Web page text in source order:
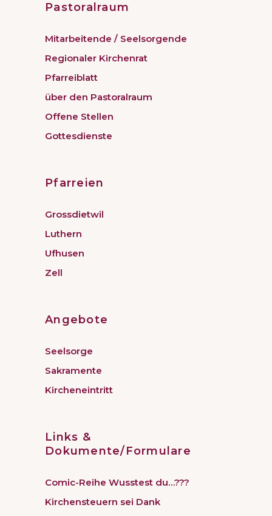
Pastoralraum
Mitarbeitende / Seelsorgende
Regionaler Kirchenrat
Pfarreiblatt
über den Pastoralraum
Offene Stellen
Gottesdienste
Pfarreien
Grossdietwil
Luthern
Ufhusen
Zell
Angebote
Seelsorge
Sakramente
Kircheneintritt
Links &
Dokumente/Formulare
Comic-Reihe Wusstest du…???
Kirchensteuern sei Dank